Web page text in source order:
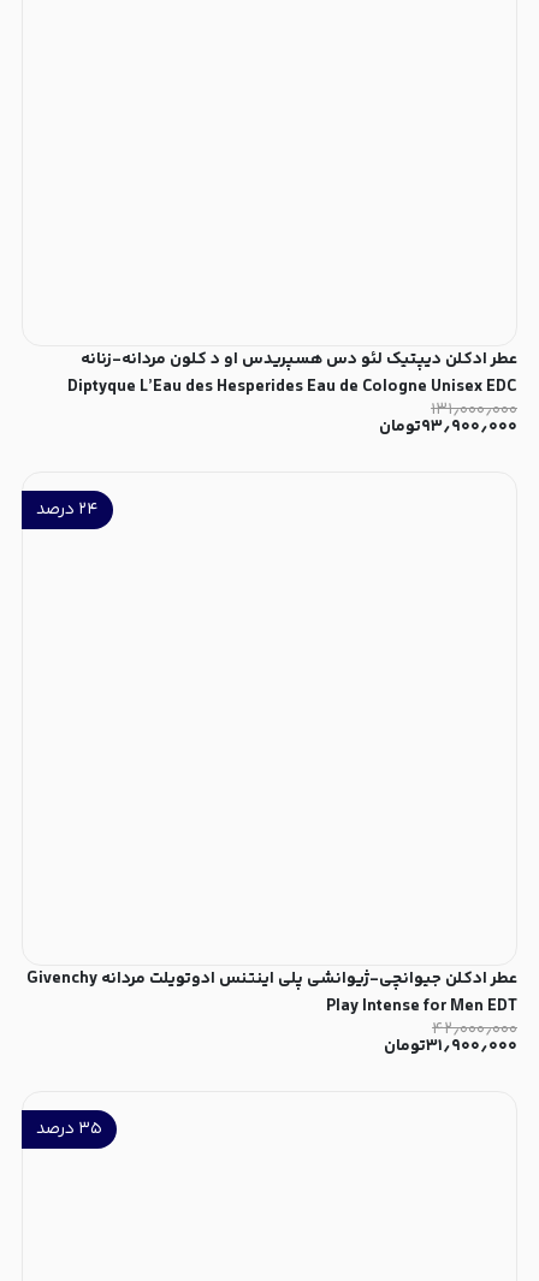
عطر ادکلن دیپتیک لئو دس هسپریدس او د کلون مردانه-زنانه
Diptyque L’Eau des Hesperides Eau de Cologne Unisex EDC
۱۳۱٫۰۰۰٫۰۰۰
۹۳٫۹۰۰٫۰۰۰تومان
۲۴ درصد
عطر ادکلن جیوانچی-ژیوانشی پلی اینتنس ادوتویلت مردانه Givenchy
Play Intense for Men EDT
۴۲٫۰۰۰٫۰۰۰
۳۱٫۹۰۰٫۰۰۰تومان
۳۵ درصد